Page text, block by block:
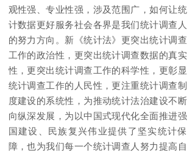
观性强、专业性强，涉及范围广，如何让统
计数据更好服务社会各界是我们统计调查人
的努力方向。新《统计法》更突出统计调查
工作的政治性，更突出统计调查数据的真实
性，更突出统计调查工作的科学性，更彰显
统计调查工作的人民性，更注重统计调查制
度建设的系统性，为推动统计法治建设不断
向纵深发展，为以中国式现代化全面推进强
国建设、民族复兴伟业提供了坚实统计保
障，也为我们每一个统计调查人努力提高自